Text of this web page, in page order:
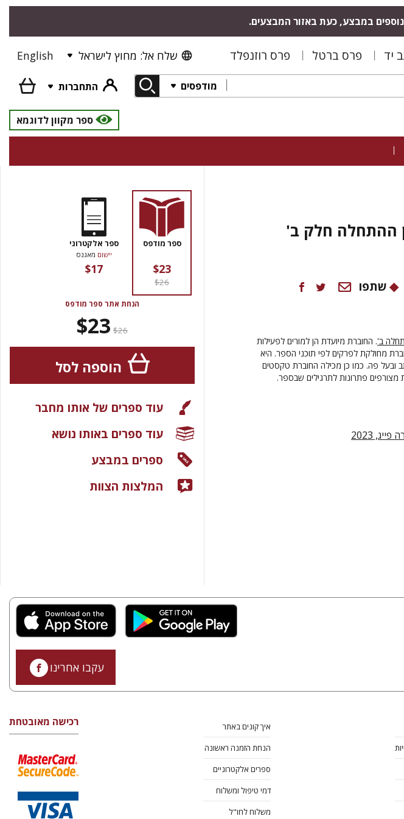
במבצע, כעת באזור המבצעים.
יד פרס ברטל פרס רוזנפלד שלח אל: מחוץ לישראל English
מודפסים
התחברות
ספר מקוון לדוגמא
ההתחלה חלק ב'
שתפו
ב'. החוברת מיועדת הן למורים לפעילות
מחולקת לפרקים לפי תוכני הספר. היא
ובעל פה. כמו כן מכילה החוברת טקסטים
פתרונות לתרגילים שבספר.
ספר מודפס
$23
$26
ספר אלקטרוני
יישום מאגנס
$17
הנחת אתר ספר מודפס
$26
$23
הוספה לסל
עוד ספרים של אותו מחבר
עוד ספרים באותו נושא
ספרים במבצע
המלצות הצוות
עקבו אחרינו
איך קונים באתר
הנחת הזמנה ראשונה
ספרים אלקטרוניים
דמי טיפול ומשלוח
משלוח לחו"ל
רכישה מאובטחת